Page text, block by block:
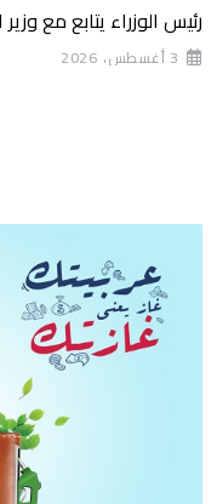
رئيس الوزراء يتابع مع
3 أغسطس، 2026